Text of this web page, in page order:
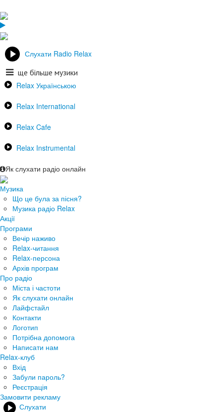
Слухати Radio Relax
ще більше музики
Relax Українською
Relax International
Relax Cafe
Relax Instrumental
Як слухати радіо онлайн
Музика
Що це була за пісня?
Музика радіо Relax
Акції
Програми
Вечір наживо
Relax-читання
Relax-персона
Архів програм
Про радіо
Міста і частоти
Як слухати онлайн
Лайфстайл
Контакти
Логотип
Потрібна допомога
Написати нам
Relax-клуб
Вхід
Забули пароль?
Реєстрація
Замовити рекламу
Слухати